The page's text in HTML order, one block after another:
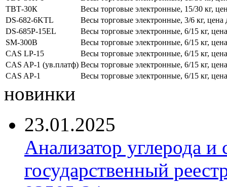
ТВТ-30К
Весы торговые электронные, 15/30 кг,
DS-682-6KTL
Весы торговые электронные, 3/6 кг,
DS-685P-15EL
Весы торговые электронные, 6/15 кг,
SM-300B
Весы торговые электронные, 6/15 кг,
CAS LP-15
Весы торговые электронные, 6/15 кг,
CAS AP-1 (ув.платф) Весы торговые электронные, 6/15 кг,
CAS AP-1
Весы торговые электронные, 6/15 кг,
новинки
23.01.2025
Анализатор углерода
государственный